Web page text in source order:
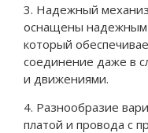
3. Надежный
оснащены надежным
который
соединение даже в
и движениями.
4. Разнообразие
платой и провода с